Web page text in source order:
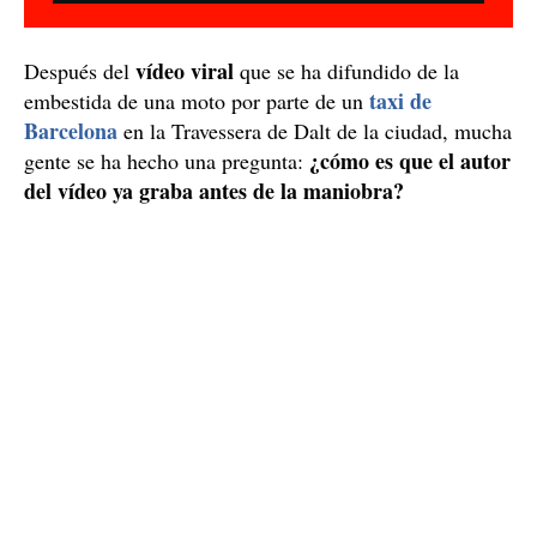
Después del vídeo viral que se ha difundido de la
embestida de una moto por parte de un taxi de
Barcelona en la Travessera de Dalt de la ciudad, mucha
gente se ha hecho una pregunta: ¿cómo es que el autor
del vídeo ya graba antes de la maniobra?